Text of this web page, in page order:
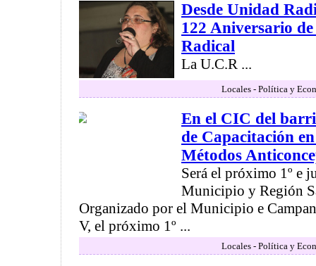
Desde Unidad
122 Aniversario
Radical
La U.C.R ...
Locales - Política y
En el CIC del
de Capacitación
Métodos
Será el próximo 1º e
Municipio y Región
Organizado por el Municipio e
V, el próximo 1º ...
Locales - Política y